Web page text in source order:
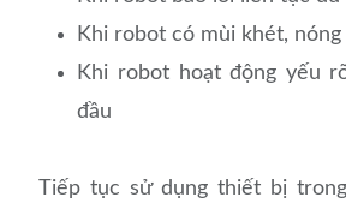
Khi robot có mùi khét,
Khi robot hoạt động yếu
đầu
Tiếp tục sử dụng thiết bị